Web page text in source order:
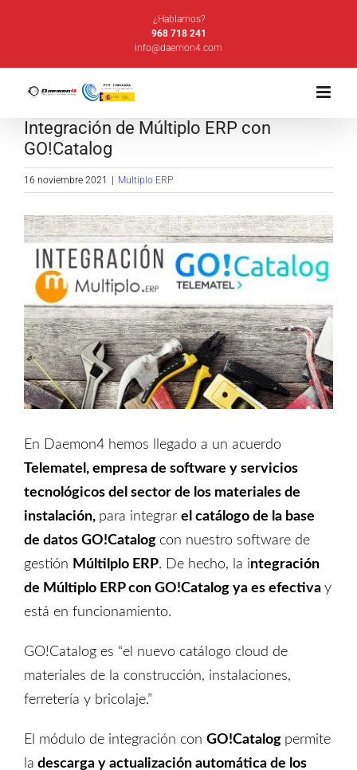
¿Hablamos?
968 718 241
info@daemon4.com
Integración de Múltiplo ERP con
GO!Catalog
16 noviembre 2021 Multiplo ERP
Ver
imagen
más
grande
En Daemon4 hemos llegado a un acuerdo
Telematel, empresa de software y servicios
tecnológicos del sector de los materiales de
instalación, para integrar el catálogo de la base
de datos GO!Catalog con nuestro software de
gestión Múltilplo ERP. De hecho, la integración
de Múltiplo ERP con GO!Catalog ya es efectiva y
está en funcionamiento.
GO!Catalog es “el nuevo catálogo cloud de
materiales de la construcción, instalaciones,
ferretería y bricolaje.”
El módulo de integración con GO!Catalog permite
la descarga y actualización automática de los